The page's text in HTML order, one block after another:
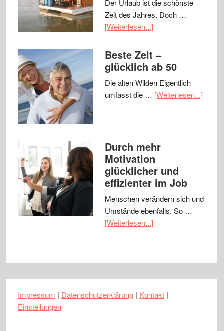
Der Urlaub ist die schönste
Zeit des Jahres. Doch …
[Weiterlesen...]
Beste Zeit –
glücklich ab 50
Die alten Wilden Eigentlich
umfasst die … [Weiterlesen...]
Durch mehr
Motivation
glücklicher und
effizienter im Job
Menschen verändern sich und
Umstände ebenfalls. So …
[Weiterlesen...]
Impressum | Datenschutzerklärung| Kontakt|
Einstellungen